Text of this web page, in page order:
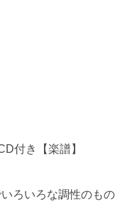
付き【楽譜】
ろいろな調性のもの